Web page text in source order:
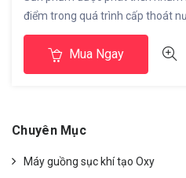
điểm trong quá trình cấp thoát
Tích hợp 2 trong 1 (bơm nước –
chuyển dễ dàng nhờ hệ thống
chõ bơm ( luppe )3. […]
Mua Ngay
Chuyên Mục
Máy guồng sục khí tạo Oxy